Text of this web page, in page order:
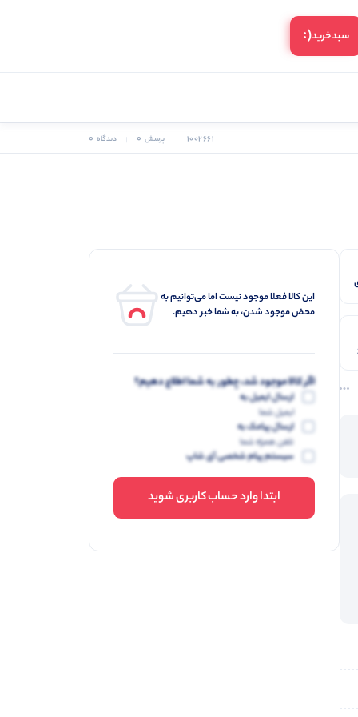
سبد‌خرید(:
1002661 پرسش 0 دیدگاه 0
این کالا فعلا موجود نیست اما می‌توانیم به
محض موجود شدن، به شما خبر دهیم.
اگر کالا موجود شد، چطور به شما اطلاع دهیم؟
ارسال ایمیل به
ایمیل شما
ارسال پیامک به
تلفن همراه شما
سیستم پیام شخصی آی شاپ
ابتدا وارد حساب کاربری شوید